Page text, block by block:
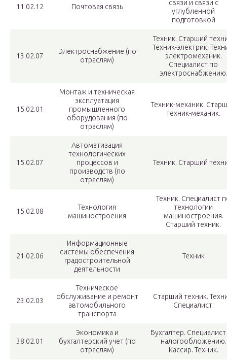
11.02.12 Почтовая связь
связи и связи с
углубленной
подготовкой
13.02.07
Электроснабжение (по
отраслям)
Техник. Старший
Техник-электрик.
электромеханик.
Специалист по
электроснабжению.
15.02.01
Монтаж и техническая
эксплуатация
промышленного
оборудования (по
отраслям)
Техник-механик.
техник-механик.
15.02.07
Автоматизация
технологических
процессов и
производств (по
отраслям)
Техник. Старший
15.02.08
Технология
машиностроения
Техник. Специалист
технологии
машиностроения.
Старший техник.
21.02.06
Информационные
системы обеспечения
градостроительной
деятельности
Техник
23.02.03
Техническое
обслуживание и ремонт
автомобильного
транспорта
Старший техник.
Специалист.
38.02.01
Экономика и
бухгалтерский учет (по
отраслям)
Бухгалтер.
налогообложению.
Кассир. Техник.